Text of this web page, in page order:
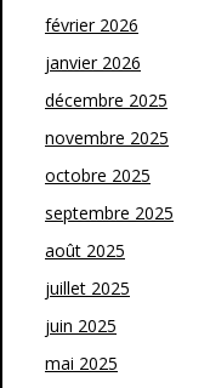
février 2026
janvier 2026
décembre 2025
novembre 2025
octobre 2025
septembre 2025
août 2025
juillet 2025
juin 2025
mai 2025